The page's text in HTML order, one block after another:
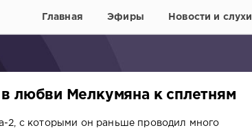
Главная Эфиры Новости и слухи
любви Мелкумяна к сплетням
2, с которыми он раньше проводил много